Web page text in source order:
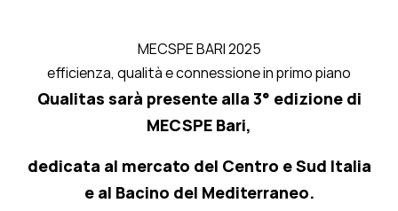
MECSPE BARI 2025
efficienza, qualità e connessione in primo piano
Qualitas sarà presente alla 3° edizione di
MECSPE Bari,
dedicata al mercato del Centro e Sud Italia
e al Bacino del Mediterraneo.